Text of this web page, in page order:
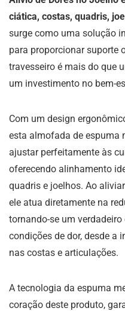
ciática, costas, quadris,
surge como uma solução
para proporcionar suporte
travesseiro é mais do que
um investimento no bem-
Com um design
esta almofada de espuma
ajustar perfeitamente às
oferecendo alinhamento
quadris e joelhos. Ao
ele atua diretamente na
tornando-se um
condições de dor, desde a
nas costas e articulações.
A tecnologia da espuma
coração deste produto,